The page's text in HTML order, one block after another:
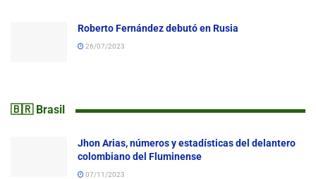
Roberto Fernández debutó en Rusia
26/07/2023
🇧🇷 Brasil
Jhon Arias, números y estadísticas del delantero
colombiano del Fluminense
07/11/2023